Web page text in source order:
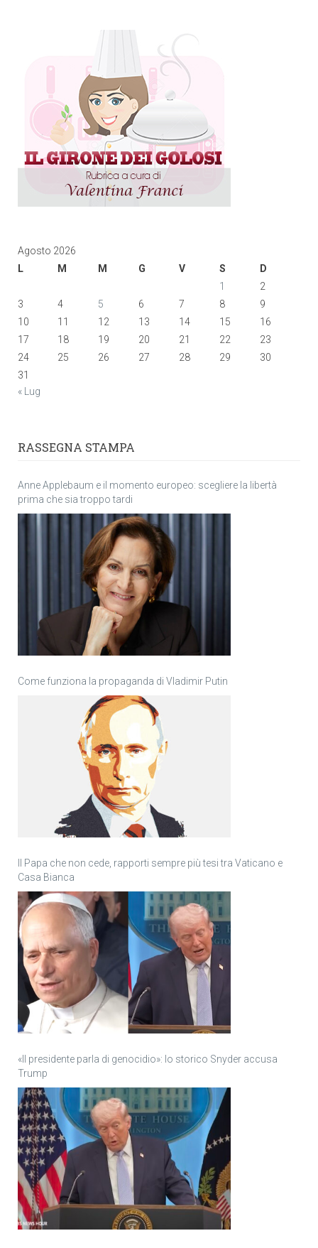
Agosto 2026
L
M M G V S
D
1
2
3
4 5 6 7 8
9
10
11 12 13 14 15
16
17
18 19 20 21 22
23
24
25 26 27 28 29
30
31
« Lug
RASSEGNA STAMPA
Anne Applebaum e il momento europeo: scegliere la libertà
prima che sia troppo tardi
Come funziona la propaganda di Vladimir Putin
Il Papa che non cede, rapporti sempre più tesi tra Vaticano e
Casa Bianca
«Il presidente parla di genocidio»: lo storico Snyder accusa
Trump